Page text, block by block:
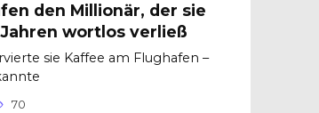
den Millionär, der sie
wortlos verließ
sie Kaffee am Flughafen –
70